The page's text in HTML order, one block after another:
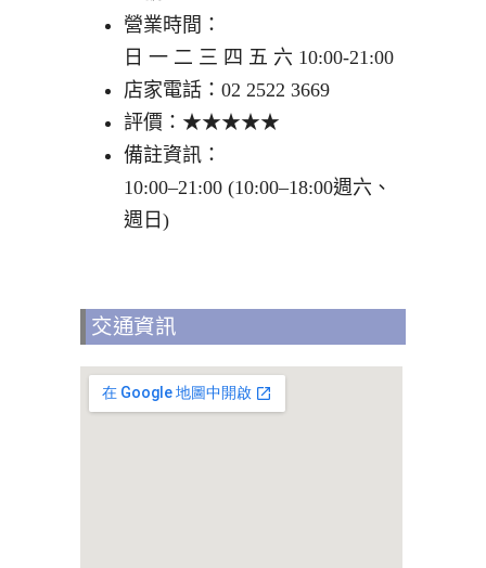
營業時間：
日 一 二 三 四 五 六 10:00-21:00
店家電話：02 2522 3669
評價：★★★★★
備註資訊：
10:00–21:00 (10:00–18:00週六、
週日)
交通資訊